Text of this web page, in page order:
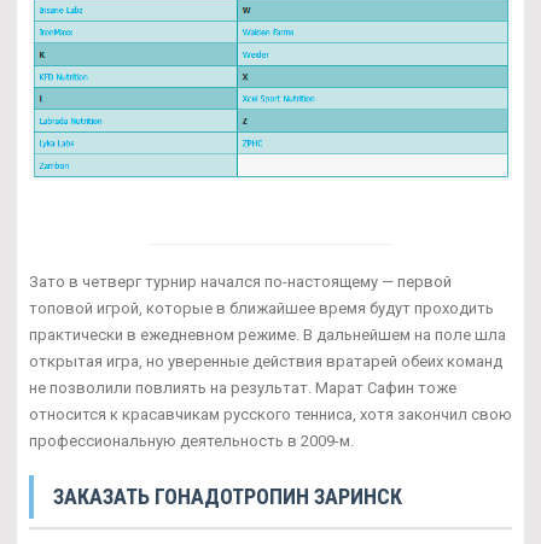
Зато в четверг турнир начался по-настоящему — первой
топовой игрой, которые в ближайшее время будут проходить
практически в ежедневном режиме. В дальнейшем на поле шла
открытая игра, но уверенные действия вратарей обеих команд
не позволили повлиять на результат. Марат Сафин тоже
относится к красавчикам русского тенниса, хотя закончил свою
профессиональную деятельность в 2009-м.
ЗАКАЗАТЬ ГОНАДОТРОПИН ЗАРИНСК